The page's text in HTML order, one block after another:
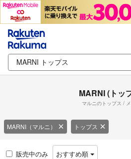
MARNI (トッ
マルニのトップス /
MARNI（マルニ） トップス
販売中のみ おすすめ順